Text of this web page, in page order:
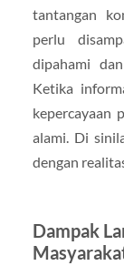
tantangan
perlu
dipahami
Ketika
kepercayaan
alami. Di
dengan
Dampak